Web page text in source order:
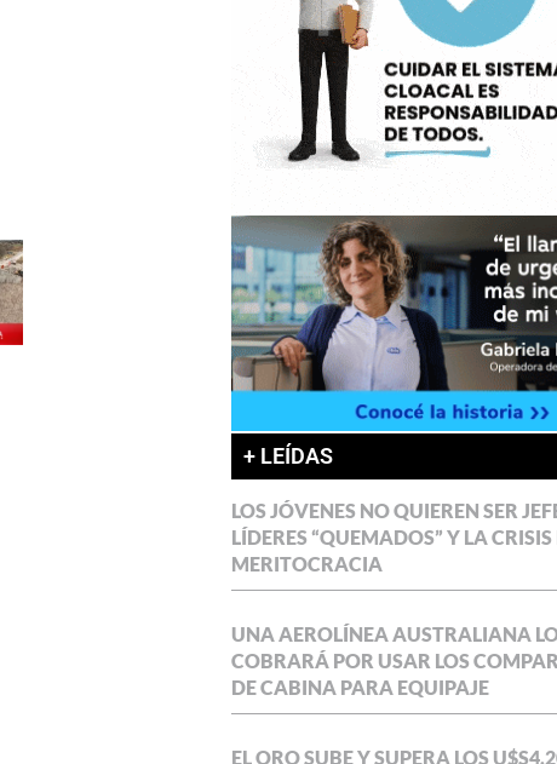
+ LEÍDAS
LOS JÓVENES NO QUIEREN SER
LÍDERES “QUEMADOS” Y LA CRISIS
MERITOCRACIA
UNA AEROLÍNEA AUSTRALIANA
COBRARÁ POR USAR LOS
DE CABINA PARA EQUIPAJE
EL ORO SUBE Y SUPERA LOS